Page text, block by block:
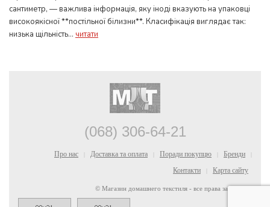
сантиметр, — важлива інформація, яку іноді вказують на упаковці
високоякісної **постільної білизни**. Класифікація виглядає так:
низька щільність... читати
(068) 306-64-21
Про нас Доставка та оплата Поради покупцю Бренди
Контакти Карта сайту
© Магазин домашнего текстиля - все права защищены